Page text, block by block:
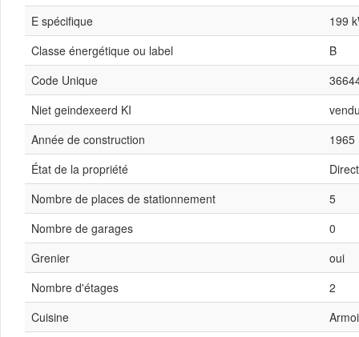
E spécifique
199
Classe énergétique ou label
B
Code Unique
Niet geindexeerd KI
Année de construction
1965
État de la propriété
Nombre de places de stationnement
5
Nombre de garages
0
Grenier
oui
Nombre d'étages
2
Cuisine